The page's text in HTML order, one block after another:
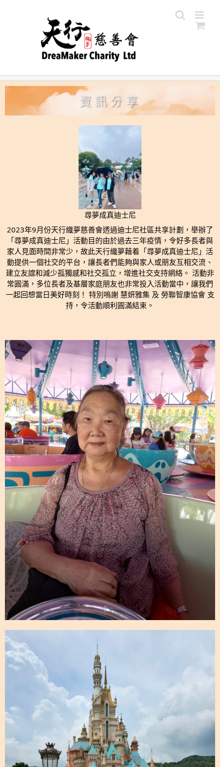
尋夢成真迪士尼
2023年9月份天行織夢慈善會透過迪士尼社區共享計劃，舉辦了
「尋夢成真迪士尼」活動目的由於過去三年疫情，令好多長者與
家人見面時間非常少，故此天行織夢藉着「尋夢成真迪士尼」活
動提供一個社交的平台，讓長者們能夠與家人或朋友互相交流、
建立友誼和減少孤獨感和社交孤立，增進社交支持網絡。 活動非
常圓滿，多位長者及基層家庭朋友也非常投入活動當中，讓我們
一起回想當日美好時刻！ 特別嗚謝 慧妍雅集 及 勞聯智康協會 支
持，令活動順利圓滿結束。